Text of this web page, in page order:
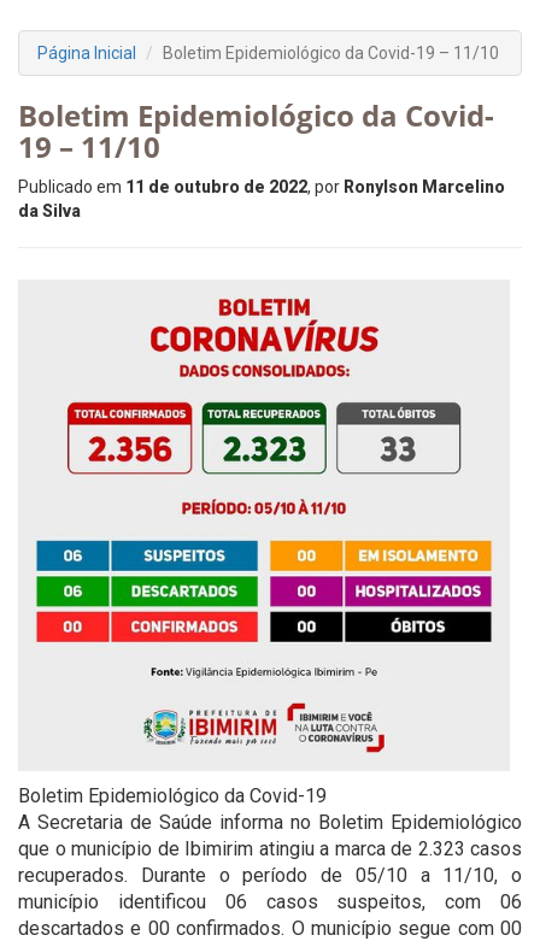
Página Inicial Boletim Epidemiológico da Covid-19 – 11/10
Boletim Epidemiológico da Covid-
19 – 11/10
Publicado em 11 de outubro de 2022, por Ronylson Marcelino
da Silva
Boletim Epidemiológico da Covid-19
A Secretaria de Saúde informa no Boletim Epidemiológico
que o município de Ibimirim atingiu a marca de 2.323 casos
recuperados. Durante o período de 05/10 a 11/10, o
município identificou 06 casos suspeitos, com 06
descartados e 00 confirmados. O município segue com 00